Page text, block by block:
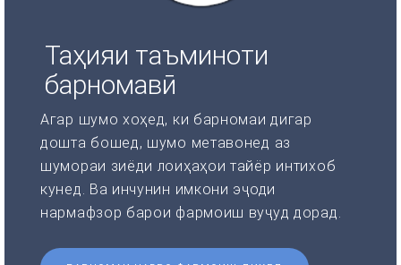
Таҳияи таъминоти
барномавӣ
Агар шумо хоҳед, ки барномаи дигар
дошта бошед, шумо метавонед аз
шумораи зиёди лоиҳаҳои тайёр интихоб
кунед. Ва инчунин имкони эҷоди
нармафзор барои фармоиш вуҷуд дорад.